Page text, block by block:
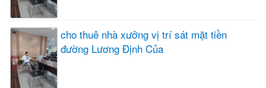
cho thuê nhà xưởng vị trí sát mặt tiền
đường Lương Định Của